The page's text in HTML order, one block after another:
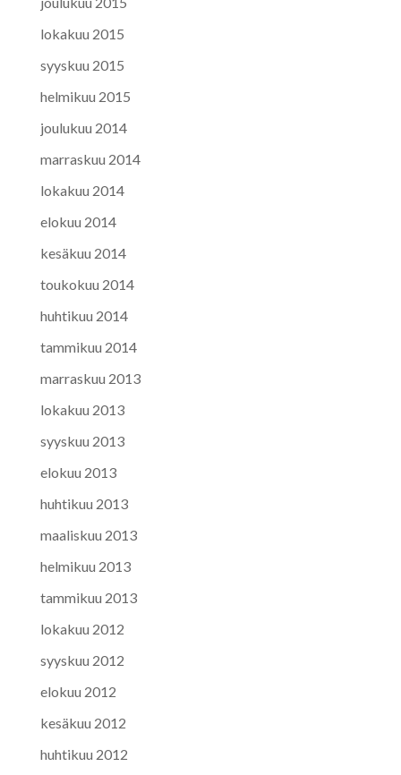
lokakuu 2015
syyskuu 2015
helmikuu 2015
joulukuu 2014
marraskuu 2014
lokakuu 2014
elokuu 2014
kesäkuu 2014
toukokuu 2014
huhtikuu 2014
tammikuu 2014
marraskuu 2013
lokakuu 2013
syyskuu 2013
elokuu 2013
huhtikuu 2013
maaliskuu 2013
helmikuu 2013
tammikuu 2013
lokakuu 2012
syyskuu 2012
elokuu 2012
kesäkuu 2012
huhtikuu 2012